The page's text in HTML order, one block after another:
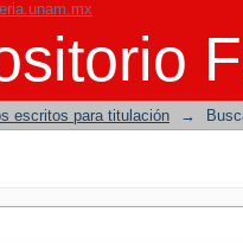
escritos para titulación →